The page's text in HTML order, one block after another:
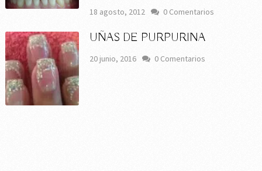
18 agosto, 2012 0 Comentarios
UÑAS DE PURPURINA
20 junio, 2016 0 Comentarios